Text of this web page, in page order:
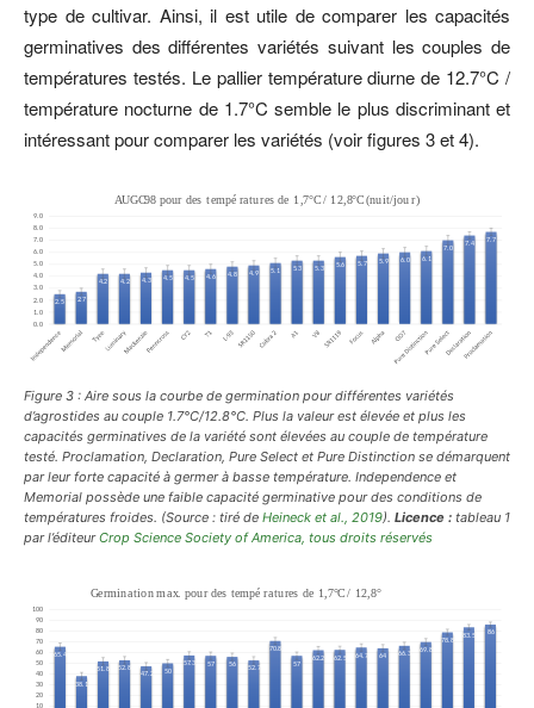
type de cultivar. Ainsi, il est utile de comparer les capacités
germinatives des différentes variétés suivant les couples de
températures testés. Le pallier température diurne de 12.7°C /
température nocturne de 1.7°C semble le plus discriminant et
intéressant pour comparer les variétés (voir figures 3 et 4).
Figure 3 : Aire sous la courbe de germination pour différentes variétés
d’agrostides au couple 1.7°C/12.8°C. Plus la valeur est élevée et plus les
capacités germinatives de la variété sont élevées au couple de température
testé. Proclamation, Declaration, Pure Select et Pure Distinction se démarquent
par leur forte capacité à germer à basse température. Independence et
Memorial possède une faible capacité germinative pour des conditions de
températures froides. (Source : tiré de Heineck et al., 2019). Licence : tableau 1
par l’éditeurCrop Science Society of America, tous droits réservés